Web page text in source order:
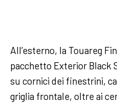
All’esterno, la Touareg
pacchetto Exterior Black
su cornici dei finestrini,
griglia frontale, oltre ai